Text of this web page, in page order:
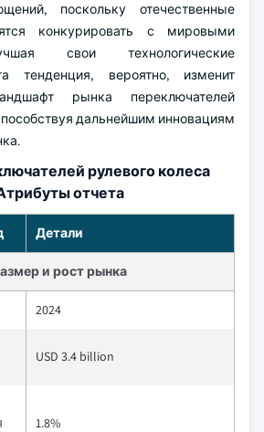
поскольку отечественные
конкурировать с мировыми
свои технологические
тенденция, вероятно, изменит
рынка переключателей
дальнейшим инновациям
рулевого колеса
отчета
Детали
и рост рынка
2024
USD 3.4 billion
1.8%